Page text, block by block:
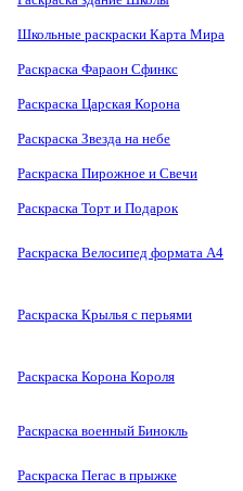
Школьные раскраски Карта Мира
Раскраска Фараон Сфинкс
Раскраска Царская Корона
Раскраска Звезда на небе
Раскраска Пирожное и Свечи
Раскраска Торт и Подарок
Раскраска Велосипед формата А4
Раскраска Крылья с перьями
Раскраска Корона Короля
Раскраска военный Бинокль
Раскраска Пегас в прыжке